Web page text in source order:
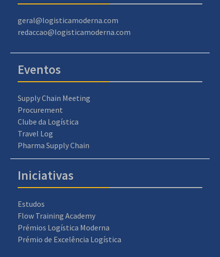
geral@logisticamoderna.com
redaccao@logisticamoderna.com
Eventos
Supply Chain Meeting
Procurement
Clube da Logística
Travel Log
Pharma Supply Chain
Iniciativas
Estudos
Flow Training Academy
Prémios Logística Moderna
Prémio de Excelência Logística